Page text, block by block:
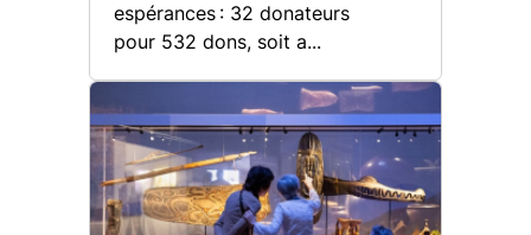
espérances : 32 donateurs
pour 532 dons, soit a...